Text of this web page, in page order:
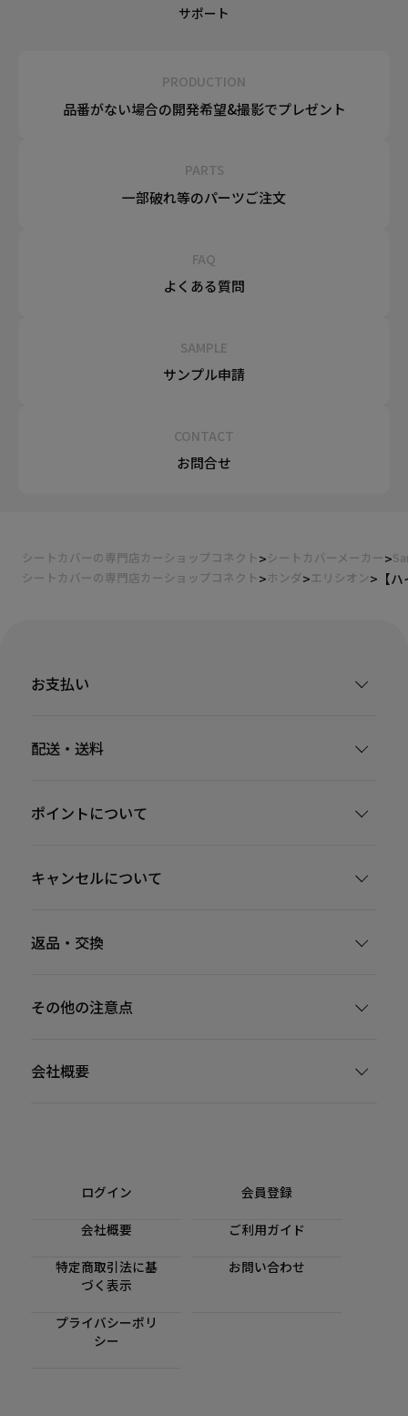
サポート
PRODUCTION
品番がない場合の開発希望&撮影でプレゼント
PARTS
一部破れ等のパーツご注文
FAQ
よくある質問
SAMPLE
サンプル申請
CONTACT
お問合せ
シートカバーの専門店カーショップコネクト シートカバーメーカー
シートカバーの専門店カーショップコネクト
ホンダ エリシオン 【
お支払い
配送・送料
ポイントについて
キャンセルについて
返品・交換
その他の注意点
会社概要
ログイン 会員登録
会社概要 ご利用ガイド
特定商取引法に基
づく表示
お問い合わせ
プライバシーポリ
シー